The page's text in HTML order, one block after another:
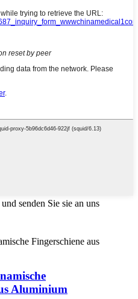
senden Sie sie an uns
Aluminium